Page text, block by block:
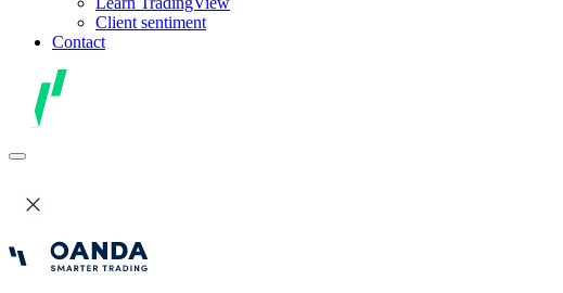
Client sentiment
Contact